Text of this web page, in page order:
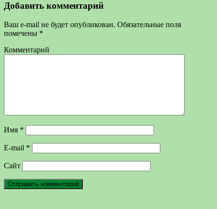
Добавить комментарий
Ваш e-mail не будет опубликован. Обязательные поля
помечены *
Комментарий
Имя *
E-mail *
Сайт